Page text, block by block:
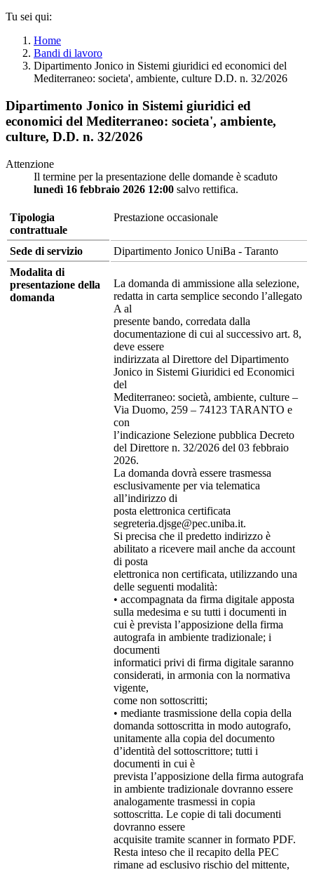
Tu sei qui:
Home
Bandi di lavoro
Dipartimento Jonico in Sistemi giuridici ed economici del
Mediterraneo: societa', ambiente, culture D.D. n. 32/2026
Dipartimento Jonico in Sistemi giuridici ed
economici del Mediterraneo: societa', ambiente,
culture, D.D. n. 32/2026
Attenzione
Il termine per la presentazione delle domande è scaduto
lunedì 16 febbraio 2026 12:00 salvo rettifica.
Tipologia
contrattuale
Prestazione occasionale
Sede di servizio
Dipartimento Jonico UniBa - Taranto
Modalita di
presentazione della
domanda
La domanda di ammissione alla selezione,
redatta in carta semplice secondo l’allegato
A al
presente bando, corredata dalla
documentazione di cui al successivo art. 8,
deve essere
indirizzata al Direttore del Dipartimento
Jonico in Sistemi Giuridici ed Economici
del
Mediterraneo: società, ambiente, culture –
Via Duomo, 259 – 74123 TARANTO e
con
l’indicazione Selezione pubblica Decreto
del Direttore n. 32/2026 del 03 febbraio
2026.
La domanda dovrà essere trasmessa
esclusivamente per via telematica
all’indirizzo di
posta elettronica certificata
segreteria.djsge@pec.uniba.it.
Si precisa che il predetto indirizzo è
abilitato a ricevere mail anche da account
di posta
elettronica non certificata, utilizzando una
delle seguenti modalità:
• accompagnata da firma digitale apposta
sulla medesima e su tutti i documenti in
cui è prevista l’apposizione della firma
autografa in ambiente tradizionale; i
documenti
informatici privi di firma digitale saranno
considerati, in armonia con la normativa
vigente,
come non sottoscritti;
• mediante trasmissione della copia della
domanda sottoscritta in modo autografo,
unitamente alla copia del documento
d’identità del sottoscrittore; tutti i
documenti in cui è
prevista l’apposizione della firma autografa
in ambiente tradizionale dovranno essere
analogamente trasmessi in copia
sottoscritta. Le copie di tali documenti
dovranno essere
acquisite tramite scanner in formato PDF.
Resta inteso che il recapito della PEC
rimane ad esclusivo rischio del mittente,